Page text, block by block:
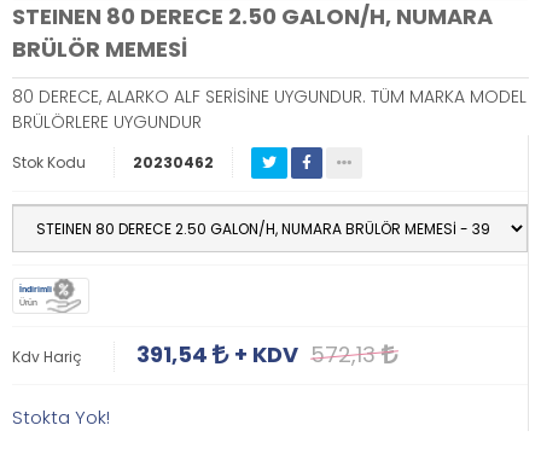
STEINEN 80 DERECE 2.50 GALON/H, NUMARA
BRÜLÖR MEMESİ
80 DERECE, ALARKO ALF SERİSİNE UYGUNDUR. TÜM MARKA MODEL
BRÜLÖRLERE UYGUNDUR
Stok Kodu 20230462
İndirimli
Ürün
Kdv Hariç 391,54 + KDV 572,13
Stokta Yok!